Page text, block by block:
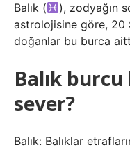
Balık (
), zodyağın
astrolojisine göre, 20
doğanlar bu burca
Balık
sever?
Balık: Balıklar